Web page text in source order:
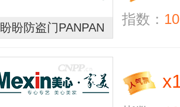
盼盼防盗门PANPAN
指数：
x